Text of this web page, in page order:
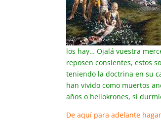
los hay… Ojalá vuestra
reposen consientes, estos
teniendo la doctrina en su
han vivido como muertos
años o heliokrones, si
De aquí para adelante